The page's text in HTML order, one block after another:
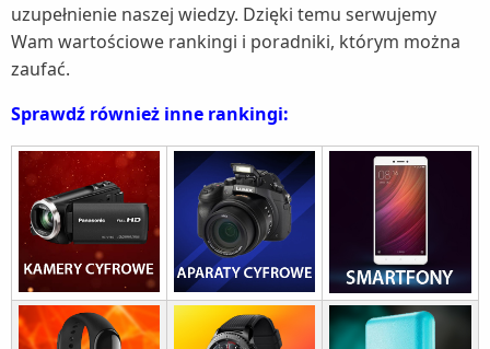
uzupełnienie naszej wiedzy. Dzięki temu serwujemy
Wam wartościowe rankingi i poradniki, którym można
zaufać.
Sprawdź również inne rankingi: